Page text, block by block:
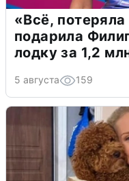
«Всё,
подарила
лодку за 1,2
5 августа 159